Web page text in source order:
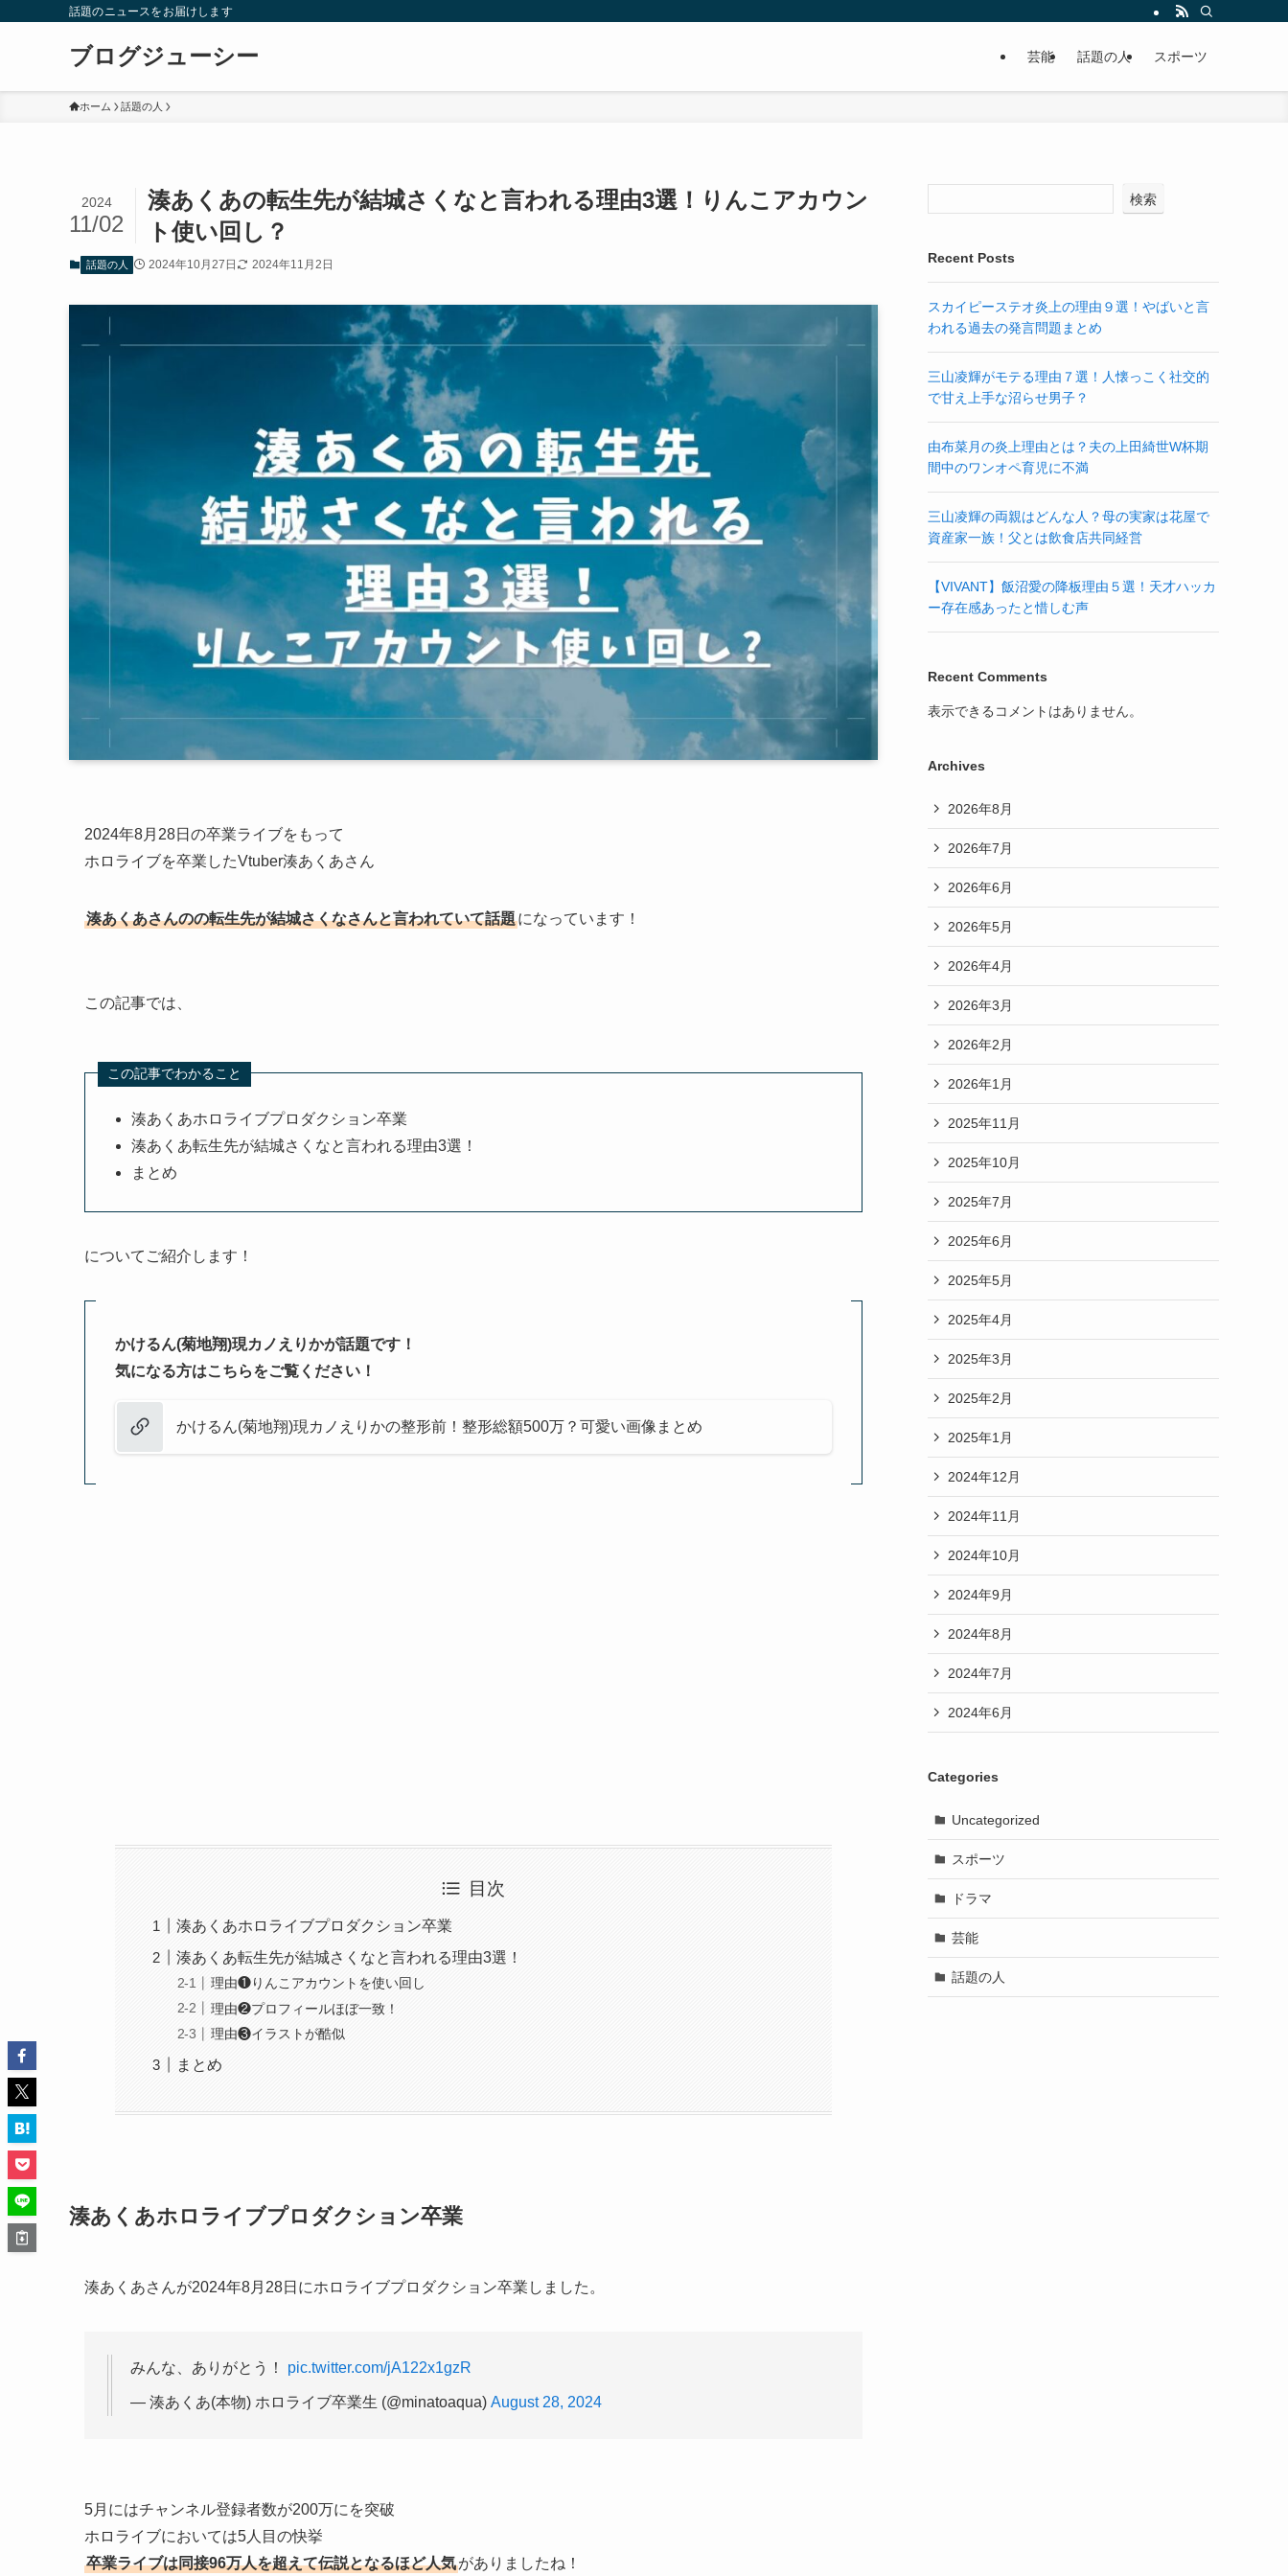
話題のニュースをお届けします
ブログジューシー 芸能 話題の人 スポーツ
ホーム 話題の人
湊あくあの転生先が結城さくなと言われる理由3選！りんこアカウン
ト使い回し？
2024
11/02
話題の人 2024年10月27日 2024年11月2日
2024年8月28日の卒業ライブをもって
ホロライブを卒業したVtuber湊あくあさん
湊あくあさんのの転生先が結城さくなさんと言われていて話題になっています！
この記事では、
この記事でわかること
湊あくあホロライブプロダクション卒業
湊あくあ転生先が結城さくなと言われる理由3選！
まとめ
についてご紹介します！
かけるん(菊地翔)現カノえりかが話題です！
気になる方はこちらをご覧ください！
かけるん(菊地翔)現カノえりかの整形前！整形総額500万？可愛い画像まとめ
目次
湊あくあホロライブプロダクション卒業
湊あくあ転生先が結城さくなと言われる理由3選！
理由❶りんこアカウントを使い回し
理由❷プロフィールほぼ一致！
理由❸イラストが酷似
まとめ
湊あくあホロライブプロダクション卒業
湊あくあさんが2024年8月28日にホロライブプロダクション卒業しました。
みんな、ありがとう！ pic.twitter.com/jA122x1gzR
— 湊あくあ(本物) ホロライブ卒業生 (@minatoaqua) August 28, 2024
5月にはチャンネル登録者数が200万にを突破
ホロライブにおいては5人目の快挙
卒業ライブは同接96万人を超えて伝説となるほど人気がありましたね！
検索
Recent Posts
スカイピーステオ炎上の理由９選！やばいと言
われる過去の発言問題まとめ
三山凌輝がモテる理由７選！人懐っこく社交的
で甘え上手な沼らせ男子？
由布菜月の炎上理由とは？夫の上田綺世W杯期
間中のワンオペ育児に不満
三山凌輝の両親はどんな人？母の実家は花屋で
資産家一族！父とは飲食店共同経営
【VIVANT】飯沼愛の降板理由５選！天才ハッカ
ー存在感あったと惜しむ声
Recent Comments
表示できるコメントはありません。
Archives
2026年8月
2026年7月
2026年6月
2026年5月
2026年4月
2026年3月
2026年2月
2026年1月
2025年11月
2025年10月
2025年7月
2025年6月
2025年5月
2025年4月
2025年3月
2025年2月
2025年1月
2024年12月
2024年11月
2024年10月
2024年9月
2024年8月
2024年7月
2024年6月
Categories
Uncategorized
スポーツ
ドラマ
芸能
話題の人